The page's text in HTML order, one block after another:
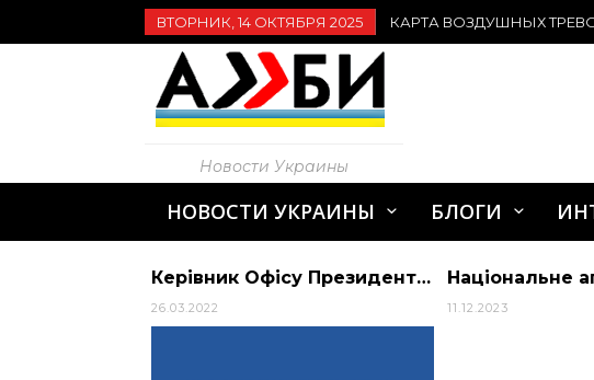
ВТОРНИК, 14 ОКТЯБРЯ 2025 КАРТА ВОЗДУШНЫХ
Новости Украины
НОВОСТИ УКРАИНЫ БЛОГИ
Керівник Офісу Президента України Андрій Єрмак закликає світову спільноту визнат… | Президент Украины
26.03.2022 11.12.2023